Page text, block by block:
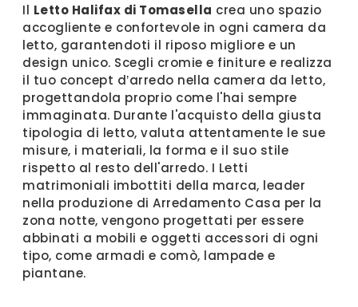
Il Letto Halifax di Tomasella crea uno spazio
accogliente e confortevole in ogni camera da
letto, garantendoti il riposo migliore e un
design unico. Scegli cromie e finiture e realizza
il tuo concept d’arredo nella camera da letto,
progettandola proprio come l'hai sempre
immaginata. Durante l'acquisto della giusta
tipologia di letto, valuta attentamente le sue
misure, i materiali, la forma e il suo stile
rispetto al resto dell'arredo. I Letti
matrimoniali imbottiti della marca, leader
nella produzione di Arredamento Casa per la
zona notte, vengono progettati per essere
abbinati a mobili e oggetti accessori di ogni
tipo, come armadi e comò, lampade e
piantane.